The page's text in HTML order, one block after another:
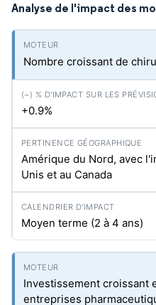
Analyse de l'impact des
Nombre croissant de
+0.9%
Amérique du Nord, avec
Unis et au Canada
Moyen terme (2 à 4 ans)
Investissement croissant
entreprises